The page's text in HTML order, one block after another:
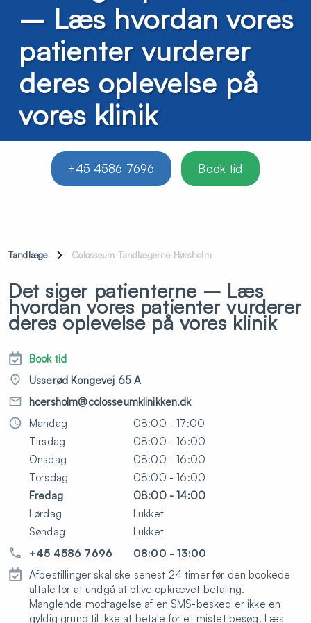
– Læs hvordan vores
patienter vurderer
deres oplevelse på
vores klinik
+45 4586 7696 Book tid
Tandlæge Colosseum Tandlægerne Hørsholm
Det siger patienterne – Læs
hvordan vores patienter vurderer
deres oplevelse på vores klinik
Book tid
Usserød Kongevej 65 A
hoersholm@colosseumklinikken.dk
Mandag
08:00 - 17:00
Tirsdag
08:00 - 16:00
Onsdag
08:00 - 16:00
Torsdag
08:00 - 16:00
Fredag
08:00 - 14:00
Lørdag
Lukket
Søndag
Lukket
+45 4586 7696
08:00 - 13:00
Afbestillinger skal ske senest 24 timer før den bookede
aftale for at undgå at blive opkrævet betaling.
Manglende modtagelse af en SMS-besked er ikke en
gyldig grund til ikke at betale for et mistet besøg. Læs